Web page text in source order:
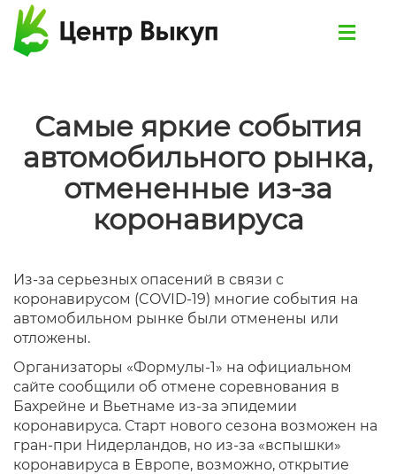
Самые яркие события
автомобильного рынка,
отмененные из-за
коронавируса
Из-за серьезных опасений в связи с
коронавирусом (COVID-19) многие события на
автомобильном рынке были отменены или
отложены.
Организаторы «Формулы-1» на официальном
сайте сообщили об отмене соревнования в
Бахрейне и Вьетнаме из-за эпидемии
коронавируса. Старт нового сезона возможен на
гран-при Нидерландов, но из-за «вспышки»
коронавируса в Европе, возможно, открытие